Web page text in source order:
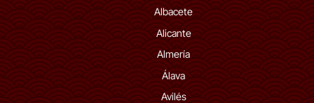
Albacete
Alicante
Almería
Álava
Avilés